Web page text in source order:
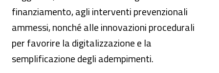
finanziamento, agli interventi prevenzionali
ammessi, nonché alle innovazioni procedurali
per favorire la digitalizzazione e la
semplificazione degli adempimenti.